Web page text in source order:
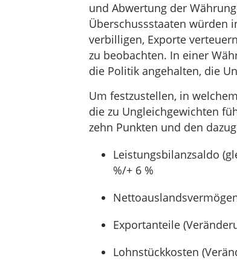
und Abwertung der
Überschussstaaten würden
verbilligen, Exporte
zu beobachten. In einer
die Politik angehalten, die
Um festzustellen, in
die zu Ungleichgewichten
zehn Punkten und den
Leistungsbilanzsaldo
%/+ 6 %
Exportanteile
Lohnstückkosten